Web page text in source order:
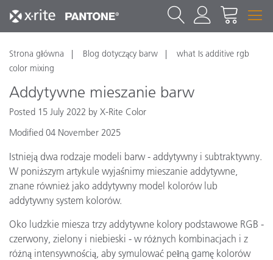
Strona główna Blog dotyczący barw
what Is additive rgb
color mixing
Addytywne mieszanie barw
Posted 15 July 2022 by X-Rite Color
Modified 04 November 2025
Istnieją dwa rodzaje modeli barw - addytywny i subtraktywny.
W poniższym artykule wyjaśnimy mieszanie addytywne,
znane również jako addytywny model kolorów lub
addytywny system kolorów.
Oko ludzkie miesza trzy addytywne kolory podstawowe RGB -
czerwony, zielony i niebieski - w różnych kombinacjach i z
różną intensywnością, aby symulować pełną gamę kolorów